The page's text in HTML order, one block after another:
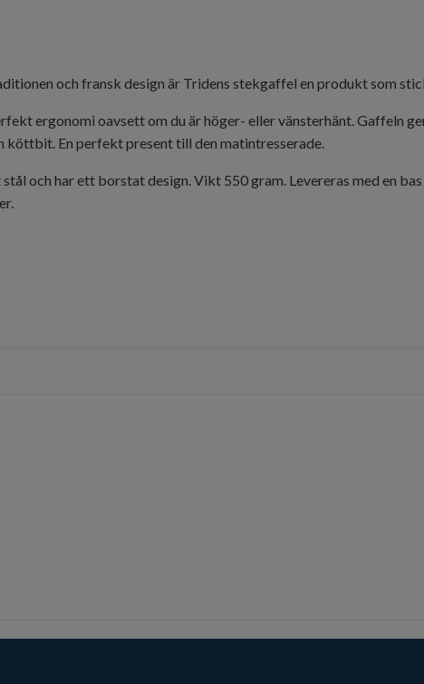
och fransk design är Tridens stekgaffel en produkt som
ergonomi oavsett om du är höger- eller vänsterhänt. Gaffeln
En perfekt present till den matintresserade.
och har ett borstat design. Vikt 550 gram. Levereras med en